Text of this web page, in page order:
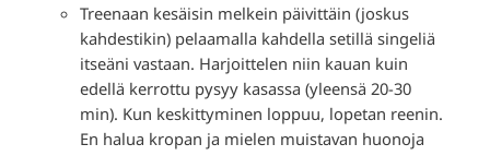
Treenaan kesäisin melkein päivittäin (joskus
kahdestikin) pelaamalla kahdella setillä singeliä
itseäni vastaan. Harjoittelen niin kauan kuin
edellä kerrottu pysyy kasassa (yleensä 20-30
min). Kun keskittyminen loppuu, lopetan reenin.
En halua kropan ja mielen muistavan huonoja